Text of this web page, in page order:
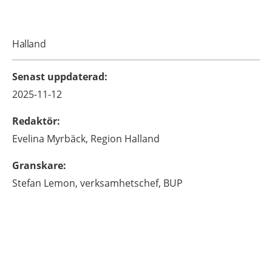
Halland
Senast uppdaterad:
2025-11-12
Redaktör:
Evelina Myrbäck, Region Halland
Granskare:
Stefan Lemon, verksamhetschef, BUP